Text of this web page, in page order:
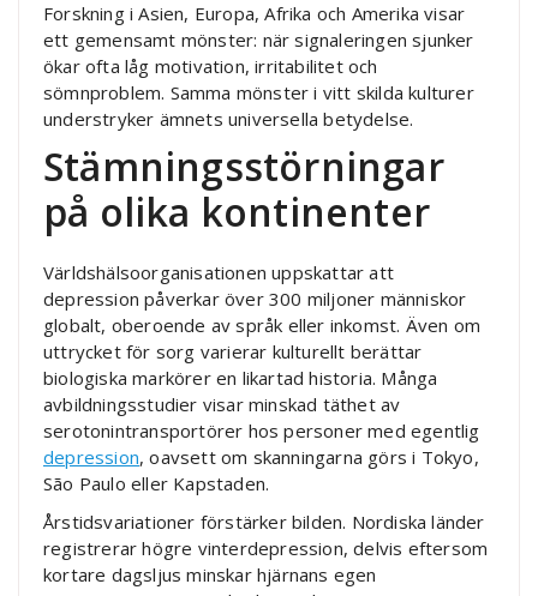
Forskning i Asien, Europa, Afrika och Amerika visar
ett gemensamt mönster: när signaleringen sjunker
ökar ofta låg motivation, irritabilitet och
sömnproblem. Samma mönster i vitt skilda kulturer
understryker ämnets universella betydelse.
Stämningsstörningar
på olika kontinenter
Världshälsoorganisationen uppskattar att
depression påverkar över 300 miljoner människor
globalt, oberoende av språk eller inkomst. Även om
uttrycket för sorg varierar kulturellt berättar
biologiska markörer en likartad historia. Många
avbildningsstudier visar minskad täthet av
serotonintransportörer hos personer med egentlig
depression, oavsett om skanningarna görs i Tokyo,
São Paulo eller Kapstaden.
Årstidsvariationer förstärker bilden. Nordiska länder
registrerar högre vinterdepression, delvis eftersom
kortare dagsljus minskar hjärnans egen